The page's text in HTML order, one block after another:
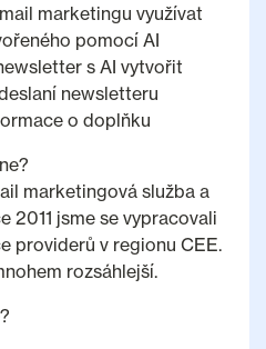
marketingu využívat
pomocí AI
s AI vytvořit
newsletteru
o doplňku
marketingová služba a
2011 jsme se vypracovali
providerů v regionu CEE.
rozsáhlejší.